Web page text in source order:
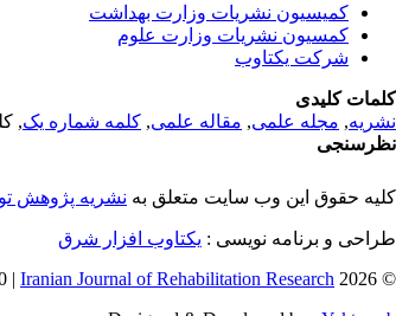
کمیسیون نشریات وزارت بهداشت
کمسیون نشریات وزارت علوم
شرکت یکتاوب
کلمات کلیدی
نشریه, مجله علمی, مقاله علمی, کلمه شماره یک,
نظرسنجی
کلیه حقوق این وب سایت متعلق به نشریه پژوهش
طراحی و برنامه نویسی : یکتاوب افزار شرق
© 2026 CC BY-NC 4.0 |
Iranian Journal of Rehabilitation Research